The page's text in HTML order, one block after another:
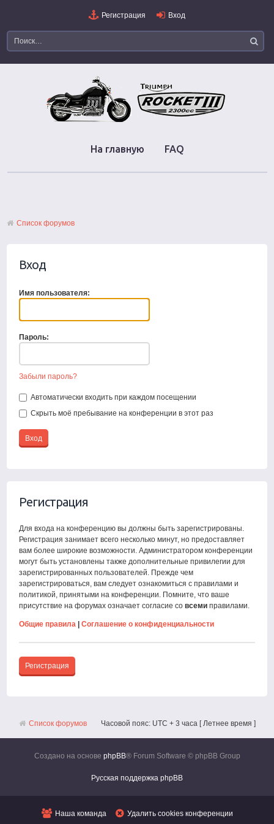
Регистрация Вход
На главную FAQ
Список форумов
Вход
Имя пользователя:
Пароль:
Забыли пароль?
Автоматически входить при каждом посещении
Скрыть моё пребывание на конференции в этот раз
Регистрация
Для входа на конференцию вы должны быть зарегистрированы.
Регистрация занимает всего несколько минут, но предоставляет
вам более широкие возможности. Администратором конференции
могут быть установлены также дополнительные привилегии для
зарегистрированных пользователей. Прежде чем
зарегистрироваться, вам следует ознакомиться с правилами и
политикой, принятыми на конференции. Помните, что ваше
присутствие на форумах означает согласие совсеми правилами.
Общие правила |Соглашение о конфиденциальности
Регистрация
Список форумов Часовой пояс: UTC + 3 часа [ Летнее время ]
Создано на основе phpBB® Forum Software © phpBB Group
Русская поддержка phpBB
Наша команда Удалить cookies конференции